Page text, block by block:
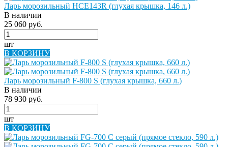
Ларь морозильный HCE143R (глухая крышка, 146 л.)
В наличии
25 060 руб.
шт
В КОРЗИНУ
Ларь морозильный F-800 S (глухая крышка, 660 л.)
В наличии
78 930 руб.
шт
В КОРЗИНУ